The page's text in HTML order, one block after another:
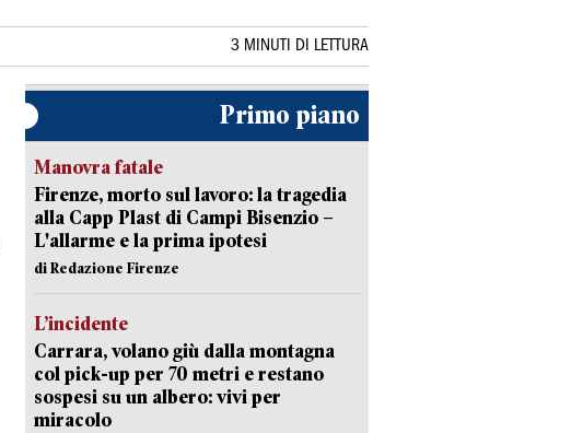
3 MINUTI DI LETTURA
Primo piano
Manovra fatale
Firenze, morto sul lavoro: la tragedia
alla Capp Plast di Campi Bisenzio –
L'allarme e la prima ipotesi
di Redazione Firenze
L’incidente
Carrara, volano giù dalla montagna
col pick-up per 70 metri e restano
sospesi su un albero: vivi per
miracolo